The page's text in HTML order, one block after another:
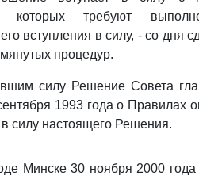
которых требуют
вступления в силу, - со дня
процедур.
силу Решение Совета
1993 года о Правилах
силу настоящего Решения.
Минске 30 ноября 2000